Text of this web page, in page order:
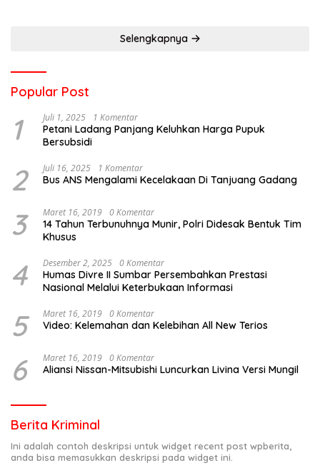
Selengkapnya
Popular Post
1 Juli 1, 2025 1 Komentar
Petani Ladang Panjang Keluhkan Harga Pupuk
Bersubsidi
2 Juli 16, 2025 1 Komentar
Bus ANS Mengalami Kecelakaan Di Tanjuang Gadang
3 Maret 16, 2019 0 Komentar
14 Tahun Terbunuhnya Munir, Polri Didesak Bentuk Tim
Khusus
4 Desember 2, 2025 0 Komentar
Humas Divre II Sumbar Persembahkan Prestasi
Nasional Melalui Keterbukaan Informasi
5 Maret 16, 2019 0 Komentar
Video: Kelemahan dan Kelebihan All New Terios
6 Maret 16, 2019 0 Komentar
Aliansi Nissan-Mitsubishi Luncurkan Livina Versi Mungil
Berita Kriminal
Ini adalah contoh deskripsi untuk widget recent post wpberita,
anda bisa memasukkan deskripsi pada widget ini.